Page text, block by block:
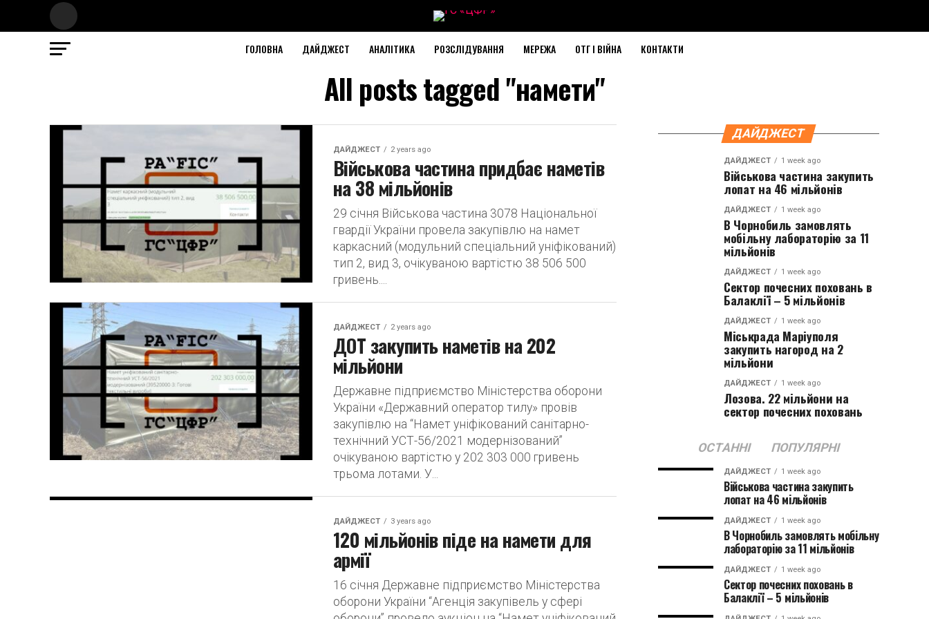
ГОЛОВНА ДАЙДЖЕСТ АНАЛІТИКА РОЗСЛІДУВАННЯ МЕРЕЖА ОТГ І ВІЙНА КОНТАКТИ
All posts tagged "намети"
ДАЙДЖЕСТ 2 years ago
Військова частина придбає наметів
на 38 мільйонів
29 січня Військова частина 3078 Національної
гвардії України провела закупівлю на намет
каркасний (модульний спеціальний уніфікований)
тип 2, вид 3, очікуваною вартістю 38 506 500
гривень....
ДАЙДЖЕСТ 2 years ago
ДОТ закупить наметів на 202
мільйони
Державне підприємство Міністерства оборони
України «Державний оператор тилу» провів
закупівлю на “Намет уніфікований санітарно-
технічний УСТ-56/2021 модернізований”
очікуваною вартістю у 202 303 000 гривень
трьома лотами. У...
ДАЙДЖЕСТ 3 years ago
120 мільйонів піде на намети для
армії
16 січня Державне підприємство Міністерства
оборони України “Агенція закупівель у сфері
ДАЙДЖЕСТ
ДАЙДЖЕСТ 1 week ago
Військова частина закупить
лопат на 46 мільйонів
ДАЙДЖЕСТ 1 week ago
В Чорнобиль замовлять
мобільну лабораторію за 11
мільйонів
ДАЙДЖЕСТ 1 week ago
Сектор почесних поховань в
Балаклії – 5 мільйонів
ДАЙДЖЕСТ 1 week ago
Міськрада Маріуполя
закупить нагород на 2
мільйони
ДАЙДЖЕСТ 1 week ago
Лозова. 22 мільйони на
сектор почесних поховань
ОСТАННІ ПОПУЛЯРНІ
ДАЙДЖЕСТ 1 week ago
Військова частина закупить
лопат на 46 мільйонів
ДАЙДЖЕСТ 1 week ago
В Чорнобиль замовлять мобільну
лабораторію за 11 мільйонів
ДАЙДЖЕСТ 1 week ago
Сектор почесних поховань в
Балаклії – 5 мільйонів